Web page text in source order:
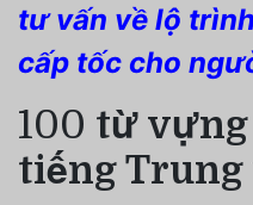
tư vấn về lộ
cấp tốc cho
100 từ
tiếng Trung